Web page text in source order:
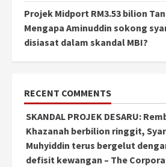
Projek Midport RM3.53 bilion
Mengapa Aminuddin sokong
disiasat dalam skandal MBI?
RECENT COMMENTS
SKANDAL PROJEK DESARU:
Khazanah berbilion ringgit,
Muhyiddin terus bergelut
defisit kewangan – The